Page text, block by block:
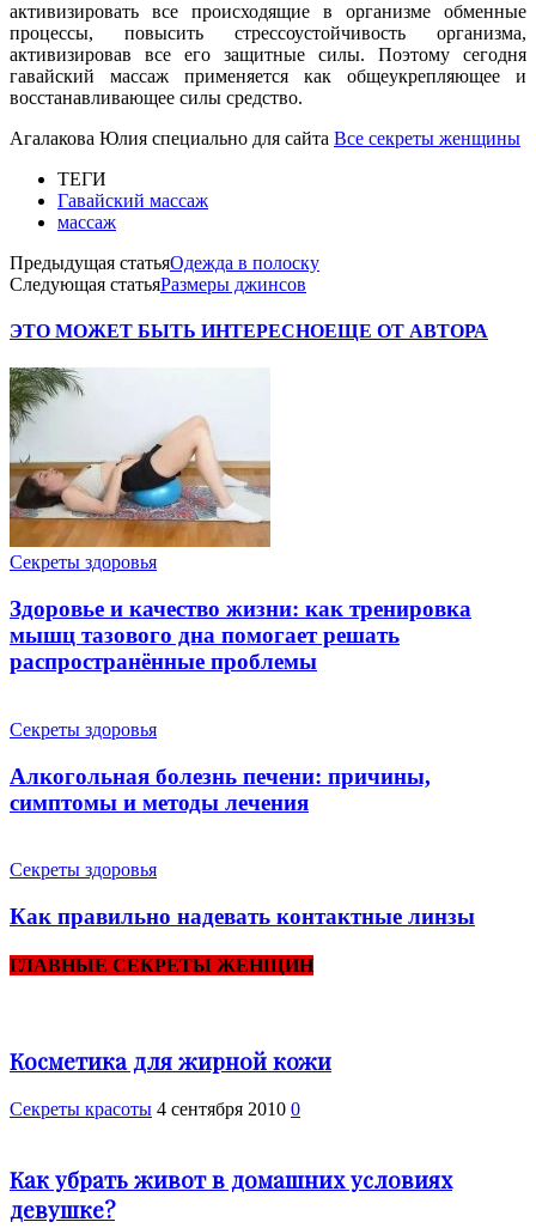
активизировать все происходящие в организме обменные
процессы, повысить стрессоустойчивость организма,
активизировав все его защитные силы. Поэтому сегодня
гавайский массаж применяется как общеукрепляющее и
восстанавливающее силы средство.
Агалакова Юлия специально для сайта Все секреты женщины
ТЕГИ
Гавайский массаж
массаж
Предыдущая статьяОдежда в полоску
Следующая статьяРазмеры джинсов
ЭТО МОЖЕТ БЫТЬ ИНТЕРЕСНОЕЩЕ ОТ АВТОРА
Cекреты здоровья
Здоровье и качество жизни: как тренировка
мышц тазового дна помогает решать
распространённые проблемы
Cекреты здоровья
Алкогольная болезнь печени: причины,
симптомы и методы лечения
Cекреты здоровья
Как правильно надевать контактные линзы
ГЛАВНЫЕ СЕКРЕТЫ ЖЕНЩИН
Косметика для жирной кожи
Секреты красоты 4 сентября 2010 0
Как убрать живот в домашних условиях
девушке?